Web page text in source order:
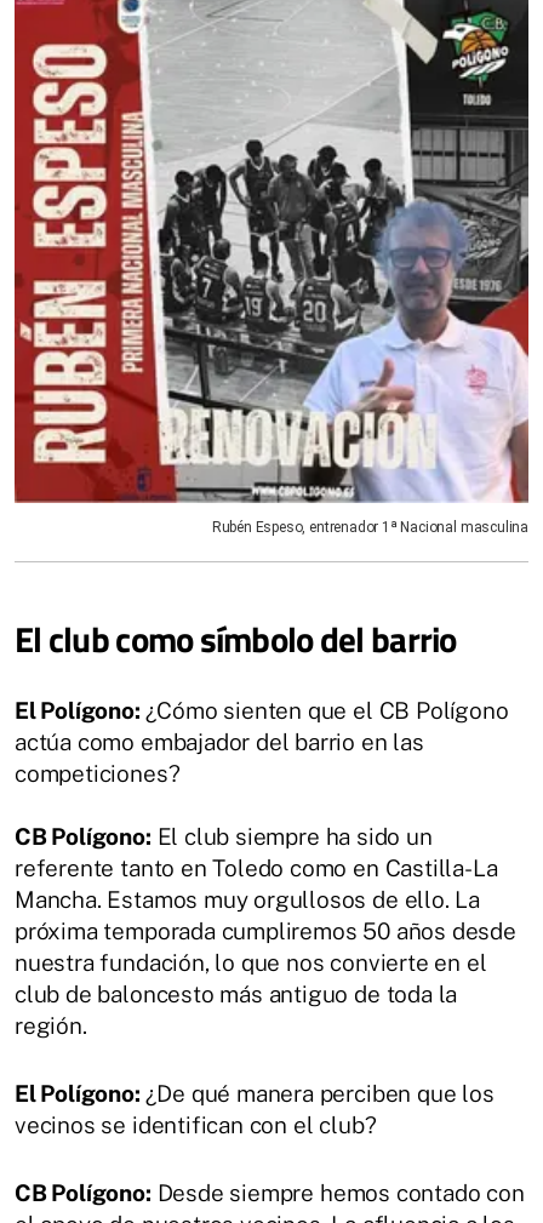
Rubén Espeso, entrenador 1ª Nacional masculina
El club como símbolo del barrio
El Polígono: ¿Cómo sienten que el CB Polígono
actúa como embajador del barrio en las
competiciones?
CB Polígono: El club siempre ha sido un
referente tanto en Toledo como en Castilla-La
Mancha. Estamos muy orgullosos de ello. La
próxima temporada cumpliremos 50 años desde
nuestra fundación, lo que nos convierte en el
club de baloncesto más antiguo de toda la
región.
El Polígono: ¿De qué manera perciben que los
vecinos se identifican con el club?
CB Polígono: Desde siempre hemos contado con